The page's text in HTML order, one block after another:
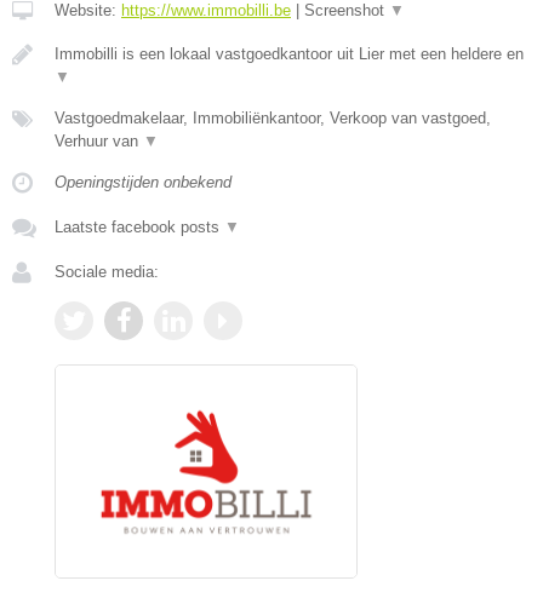
Website: https://www.immobilli.be Screenshot ▼
Immobilli is een lokaal vastgoedkantoor uit Lier met een heldere en
▼
Vastgoedmakelaar, Immobiliënkantoor, Verkoop van vastgoed,
Verhuur van ▼
Openingstijden onbekend
Laatste facebook posts ▼
Sociale media: